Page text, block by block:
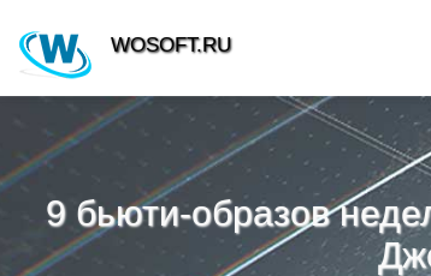
9 бьюти-образов
WOSOFT.RU